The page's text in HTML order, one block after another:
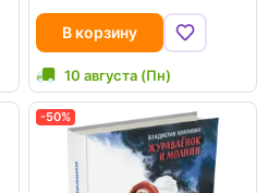
В корзину
10 августа (Пн)
-50%